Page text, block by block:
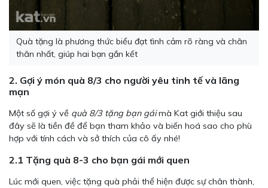
Quà tặng là phương thức biểu đạt tình cảm rõ ràng và chân
thân nhất, giúp hai bạn gắn kết
2. Gợi ý món quà 8/3 cho người yêu tinh tế và lãng
mạn
Một số gợi ý về quà 8/3 tặng bạn gáimà Kat giới thiệu sau
đây sẽ là tiền đề để bạn tham khảo và biến hoá sao cho phù
hợp với tính cách và sở thích của cô ấy nhé!
2.1 Tặng quà 8-3 cho bạn gái mới quen
Lúc mới quen, việc tặng quà phải thể hiện được sự chân thành,